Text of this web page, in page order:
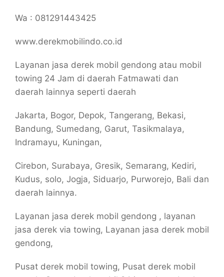
Wa : 081291443425
www.derekmobilindo.co.id
Layanan jasa derek mobil gendong atau mobil
towing 24 Jam di daerah Fatmawati dan
daerah lainnya seperti daerah
Jakarta, Bogor, Depok, Tangerang, Bekasi,
Bandung, Sumedang, Garut, Tasikmalaya,
Indramayu, Kuningan,
Cirebon, Surabaya, Gresik, Semarang, Kediri,
Kudus, solo, Jogja, Siduarjo, Purworejo, Bali dan
daerah lainnya.
Layanan jasa derek mobil gendong , layanan
jasa derek via towing, Layanan jasa derek mobil
gendong,
Pusat derek mobil towing, Pusat derek mobil